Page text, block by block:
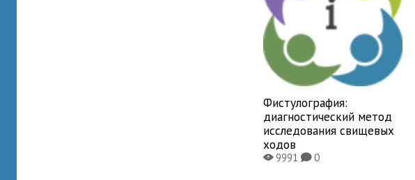
Фистулография:
диагностический метод
исследования свищевых
ходов
X9991K0